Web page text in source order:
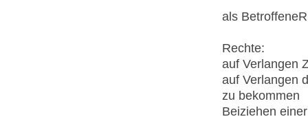
als
Rechte:
auf Verlangen
auf Verlangen
zu bekommen
Beiziehen